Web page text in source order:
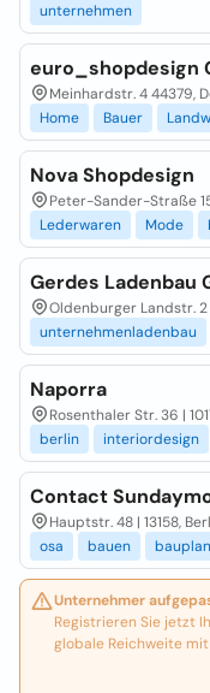
unternehmen
euro_shopdesign
Meinhardstr. 4 44379,
Home
Bauer
Nova Shopdesign
Peter-Sander-Straße
Lederwaren
Mode
Gerdes Ladenbau
Oldenburger Landstr.
unternehmenladenbau
Naporra
Rosenthaler Str. 36 |
berlin
interiordesign
Contact
Hauptstr. 48 | 13158,
osa
bauen
Unternehmer
Registrieren Sie jetzt
globale Reichweite